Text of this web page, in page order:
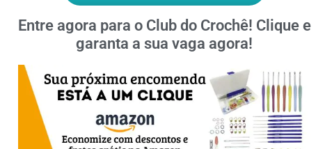
Entre agora para o Club do Crochê! Clique e
garanta a sua vaga agora!